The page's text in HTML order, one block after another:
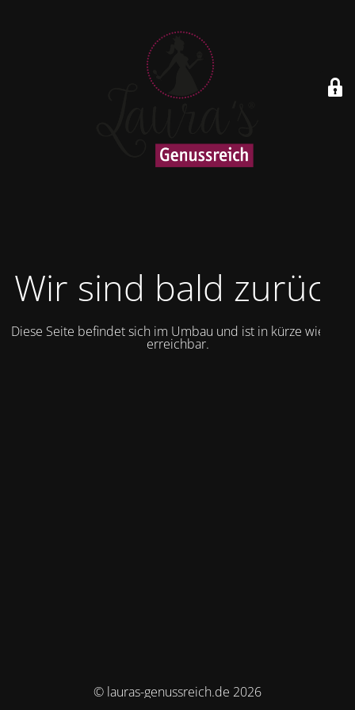
Wir sind bald zurück
Diese Seite befindet sich im Umbau und ist in kürze wieder
erreichbar.
© lauras-genussreich.de 2026